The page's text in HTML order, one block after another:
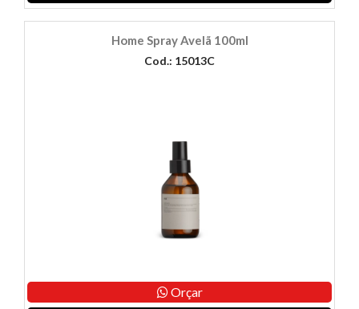
Home Spray Avelã 100ml
Cod.: 15013C
Orçar